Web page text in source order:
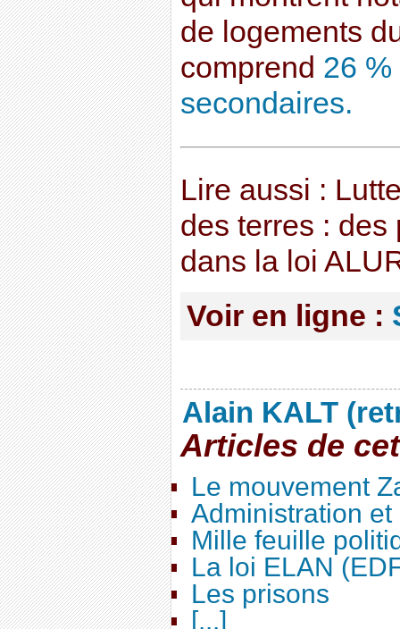
de logements
comprend 26
secondaires.
Lire aussi :
des terres : des
dans la loi
Voir en ligne :
Alain KALT
Articles de
Le mouvement
Administration
Mille feuille
La loi ELAN
Les prisons
[...]